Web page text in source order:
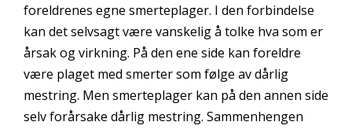
foreldrenes egne smerteplager. I den forbindelse
kan det selvsagt være vanskelig å tolke hva som er
årsak og virkning. På den ene side kan foreldre
være plaget med smerter som følge av dårlig
mestring. Men smerteplager kan på den annen side
selv forårsake dårlig mestring. Sammenhengen